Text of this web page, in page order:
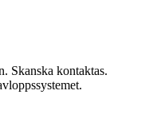
Skanska kontaktas.